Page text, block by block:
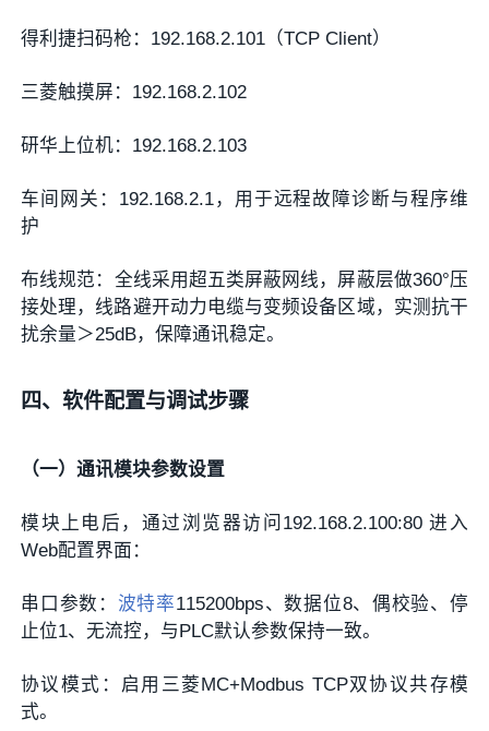
得利捷扫码枪：192.168.2.101（TCP Client）
三菱触摸屏：192.168.2.102
研华上位机：192.168.2.103
车间网关：192.168.2.1，用于远程故障诊断与程序维
护
布线规范：全线采用超五类屏蔽网线，屏蔽层做360°压
接处理，线路避开动力电缆与变频设备区域，实测抗干
扰余量＞25dB，保障通讯稳定。
四、软件配置与调试步骤
（一）通讯模块参数设置
模块上电后，通过浏览器访问192.168.2.100:80 进入
Web配置界面：
串口参数： 波特率115200bps、数据位8、偶校验、停
止位1、无流控，与PLC默认参数保持一致。
协议模式：启用三菱MC+Modbus TCP双协议共存模
式。